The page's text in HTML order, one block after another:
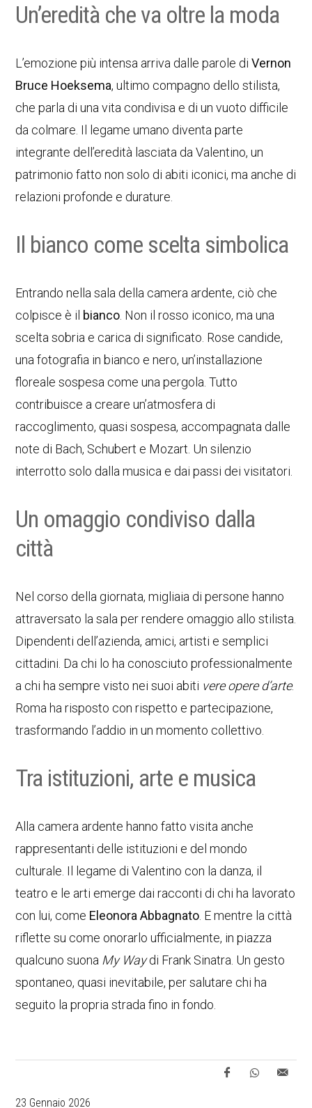
Un’eredità che va oltre la moda
L’emozione più intensa arriva dalle parole diVernon
Bruce Hoeksema, ultimo compagno dello stilista,
che parla di una vita condivisa e di un vuoto difficile
da colmare. Il legame umano diventa parte
integrante dell’eredità lasciata da Valentino, un
patrimonio fatto non solo di abiti iconici, ma anche di
relazioni profonde e durature.
Il bianco come scelta simbolica
Entrando nella sala della camera ardente, ciò che
colpisce è il bianco . Non il rosso iconico, ma una
scelta sobria e carica di significato. Rose candide,
una fotografia in bianco e nero, un’installazione
floreale sospesa come una pergola. Tutto
contribuisce a creare un’atmosfera di
raccoglimento, quasi sospesa, accompagnata dalle
note di Bach, Schubert e Mozart. Un silenzio
interrotto solo dalla musica e dai passi dei visitatori.
Un omaggio condiviso dalla
città
Nel corso della giornata, migliaia di persone hanno
attraversato la sala per rendere omaggio allo stilista.
Dipendenti dell’azienda, amici, artisti e semplici
cittadini. Da chi lo ha conosciuto professionalmente
a chi ha sempre visto nei suoi abiti vere opere d’arte.
Roma ha risposto con rispetto e partecipazione,
trasformando l’addio in un momento collettivo.
Tra istituzioni, arte e musica
Alla camera ardente hanno fatto visita anche
rappresentanti delle istituzioni e del mondo
culturale. Il legame di Valentino con la danza, il
teatro e le arti emerge dai racconti di chi ha lavorato
con lui, come Eleonora Abbagnato . E mentre la città
riflette su come onorarlo ufficialmente, in piazza
qualcuno suona My Waydi Frank Sinatra. Un gesto
spontaneo, quasi inevitabile, per salutare chi ha
seguito la propria strada fino in fondo.
23 Gennaio 2026